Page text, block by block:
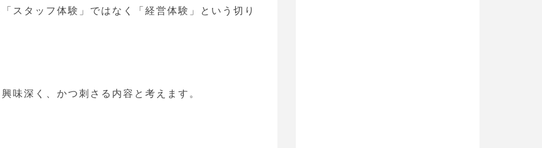
スタッフ体験」ではなく「経営体験」という切り
味深く、かつ刺さる内容と考えます。